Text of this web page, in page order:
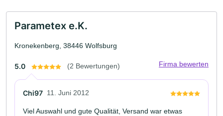
Parametex e.K.
Kronekenberg, 38446 Wolfsburg
5.0 (2 Bewertungen) Firma bewerten
Chi97 11. Juni 2012
Viel Auswahl und gute Qualität, Versand war etwas